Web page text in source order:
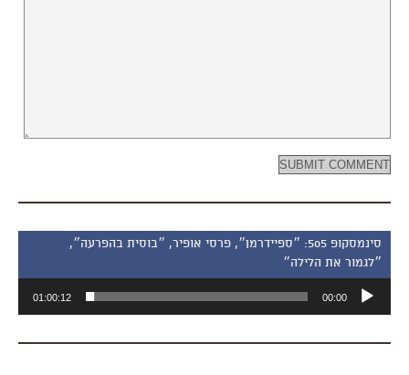
סינמסקופ 505: ״ספיידרמן״, פרסי אופיר, ״בוסית בהפרעה״,
״לגמור את הלילה״
אודיו
00:00
01:00:12